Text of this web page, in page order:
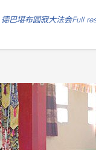
德巴堪布圆寂大法会Full